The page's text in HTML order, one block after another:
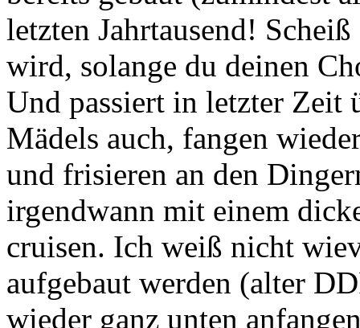
letzten Jahrtausend!
wird, solange du deinen
Und passiert in letzter Zeit
Mädels auch, fangen
und frisieren an den
irgendwann mit einem
cruisen. Ich weiß nicht
aufgebaut werden (alter
wieder ganz unten